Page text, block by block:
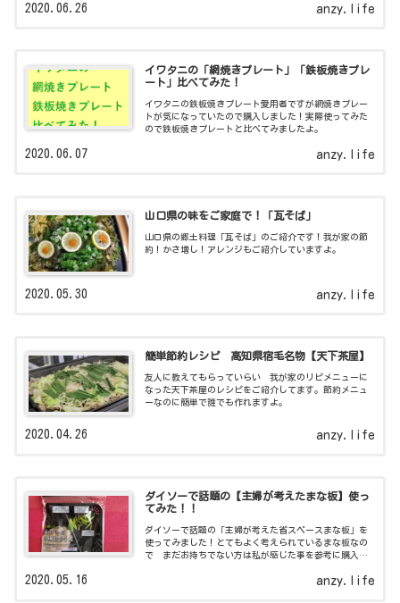
anzy.life
2020.06.26
イワタニの「網焼きプレート」「鉄板焼きプレ
ート」比べてみた！
イワタニの鉄板焼きプレート愛用者ですが網焼きプレー
トが気になっていたので購入しました！実際使ってみた
ので鉄板焼きプレートと比べてみましたよ。
anzy.life
2020.06.07
山口県の味をご家庭で！「瓦そば」
山口県の郷土料理「瓦そば」のご紹介です！我が家の節
約！かさ増し！アレンジもご紹介していますよ。
anzy.life
2020.05.30
簡単節約レシピ 高知県宿毛名物【天下茶屋】
友人に教えてもらっていらい 我が家のリピメニューに
なった天下茶屋のレシピをご紹介してます。節約メニュ
ーなのに簡単で誰でも作れますよ。
anzy.life
2020.04.26
ダイソーで話題の【主婦が考えたまな板】使っ
てみた！！
ダイソーで話題の「主婦が考えた省スペースまな板」を
使ってみました！とてもよく考えられているまな板なの
で まだお持ちでない方は私が感じた事を参考に購入し
anzy.life
2020.05.16